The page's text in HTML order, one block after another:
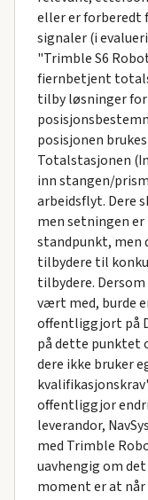
eller er forberedt
signaler (i
"Trimble S6
fiernbetjent
tilby løsninger for
posisjonen
Totalstasjonen
inn stangen/
arbeidsflyt. Dere
men setningen
standpunkt, men
tilbydere til
tilbydere.
vært med, burde
offentliggjort på
på dette punktet
dere ikke bruker
offentliggjor
leverandor,
med Trimble
uavhengig om
moment er at